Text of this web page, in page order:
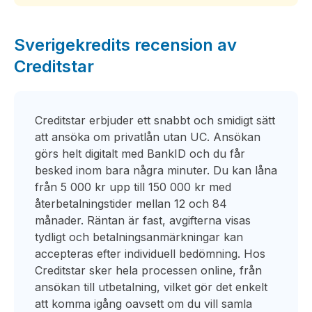
Sverigekredits recension av
Creditstar
Creditstar erbjuder ett snabbt och smidigt sätt
att ansöka om privatlån utan UC. Ansökan
görs helt digitalt med BankID och du får
besked inom bara några minuter. Du kan låna
från 5 000 kr upp till 150 000 kr med
återbetalningstider mellan 12 och 84
månader. Räntan är fast, avgifterna visas
tydligt och betalningsanmärkningar kan
accepteras efter individuell bedömning. Hos
Creditstar sker hela processen online, från
ansökan till utbetalning, vilket gör det enkelt
att komma igång oavsett om du vill samla